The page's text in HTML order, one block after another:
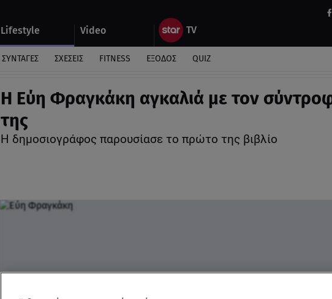
Lifestyle Video
ΣΥΝΤΑΓΕΣ ΣΧΕΣΕΙΣ FITNESS ΕΞΟΔΟΣ QUIZ
Η Εύη Φραγκάκη αγκαλιά με τον
της
Η δημοσιογράφος παρουσίασε το πρώτο της βιβλίο